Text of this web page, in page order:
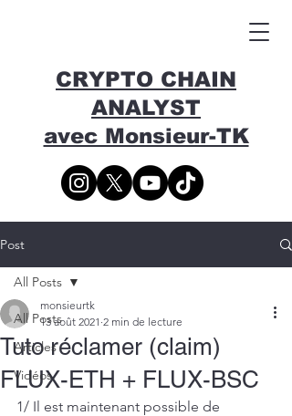
CRYPTO CHAIN
ANALYST
avec Monsieur-TK
Post
All Posts
Articles
Vidéos
All Posts
Tuto réclamer (claim)
FLUX-ETH + FLUX-BSC
monsieurtk
13 août 2021 2 min de lecture
1/ Il est maintenant possible de